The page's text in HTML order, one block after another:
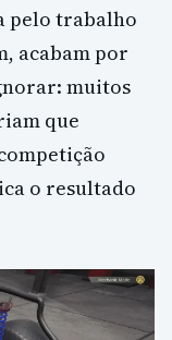
pelo trabalho
acabam por
muitos
que
o resultado